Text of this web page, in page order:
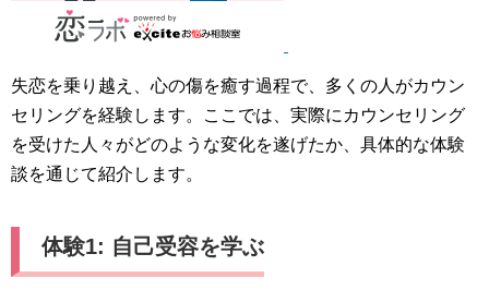
失恋を乗り越え、心の傷を癒す過程で、多くの人がカウン
セリングを経験します。ここでは、実際にカウンセリング
を受けた人々がどのような変化を遂げたか、具体的な体験
談を通じて紹介します。
体験1: 自己受容を学ぶ